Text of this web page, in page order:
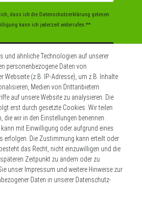
dass ich die Daten­schutz­erklärung gelesen
kann ich jederzeit widerrufen.**
** Hierbei handelt es sich um ein Pflichtfeld.
Impressum
AGB Kontakt
sie bequem per
und ähnliche Technologien auf unserer
personenbezogene Daten von
Webseite (z.B. IP-Adresse), um z.B. Inhalte
Medien von Drittanbietern
auf unsere Website zu analysieren. Die
erst durch gesetzte Cookies. Wir teilen
die wir in den Einstellungen benennen.
kann mit Einwilligung oder aufgrund eines
erfolgen. Die Zustimmung kann erteilt oder
das Recht, nicht einzuwilligen und die
Zeitpunkt zu ändern oder zu
unser Impressum und weitere Hinweise zur
Daten in unserer Daten­schutz­